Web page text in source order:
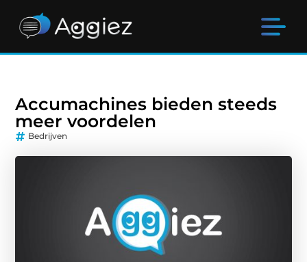
Accumachines bieden steeds
meer voordelen
Bedrijven